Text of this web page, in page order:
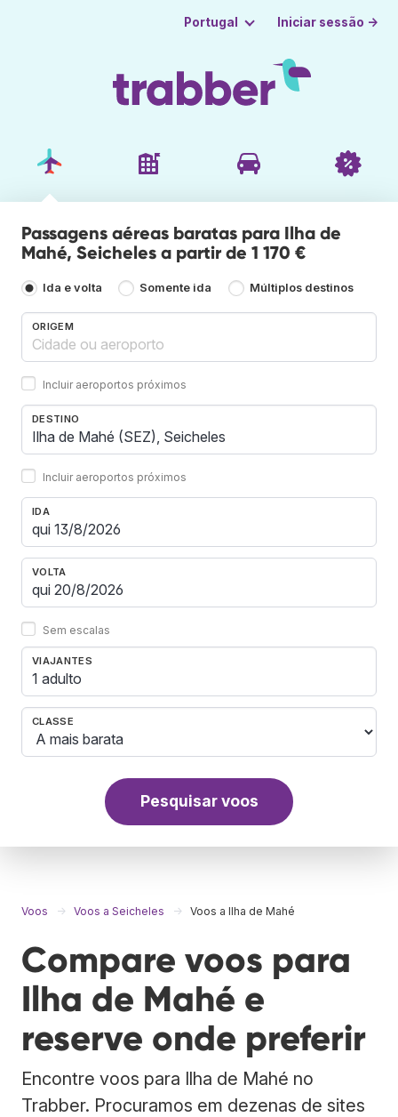
Portugal Iniciar sessão →
Passagens aéreas baratas para Ilha de
Mahé, Seicheles a partir de 1 170 €
Ida e volta Somente ida Múltiplos destinos
ORIGEM
Incluir aeroportos próximos
DESTINO
Incluir aeroportos próximos
IDA
VOLTA
Sem escalas
VIAJANTES
1 adulto
CLASSE
Pesquisar voos
Voos Voos a Seicheles Voos a Ilha de Mahé
Compare voos para
Ilha de Mahé e
reserve onde preferir
Encontre voos para Ilha de Mahé no
Trabber. Procuramos em dezenas de sites